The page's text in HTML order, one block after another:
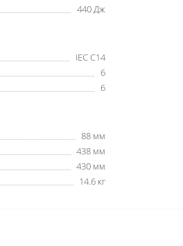
440 Дж
IEC C14
6
6
88 мм
438 мм
430 мм
14.6 кг